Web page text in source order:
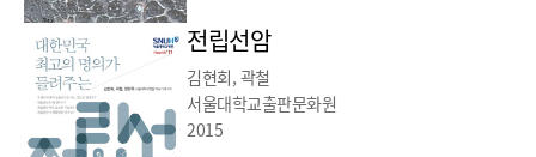
전립선암
김현회, 곽철
서울대학교출판문화원
2015